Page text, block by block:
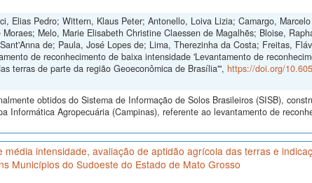
Elias Pedro; Wittern, Klaus Peter; Antonello, Loiva Lizia; Camargo,
Melo, Marie Elisabeth Christine Claessen de Magalhẽs; Bloise,
de; Paula, José Lopes de; Lima, Therezinha da Costa; Freitas,
de reconhecimento de baixa intensidade 'Levantamento de
terras de parte da região Geoeconômica de Brasília'", https://doi.org/
obtidos do Sistema de Informação de Solos Brasileiros (SISB),
Informática Agropecuária (Campinas), referente ao levantamento de
intensidade, avaliação de aptidão agrícola das terras e
Municípios do Sudoeste do Estado de Mato Grosso